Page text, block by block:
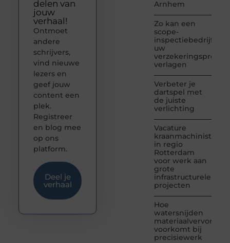
Arnhem
Zo kan een
scope-
inspectiebedrijf
uw
verzekeringspremie
verlagen
Verbeter je
dartspel met
de juiste
verlichting
Vacature
kraanmachinist
in regio
Rotterdam
voor werk aan
grote
infrastructurele
projecten
Hoe
watersnijden
voorkomt bij
precisiewerk
delen van
jouw
verhaal!
Ontmoet
andere
schrijvers,
vind nieuwe
lezers en
geef jouw
content een
plek.
Registreer
en blog mee
op ons
platform.
Deel je
verhaal